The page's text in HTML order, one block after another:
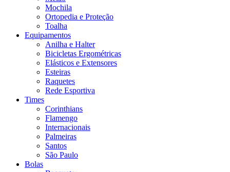
Mochila
Ortopedia e Proteção
Toalha
Equipamentos
Anilha e Halter
Bicicletas Ergométricas
Elásticos e Extensores
Esteiras
Raquetes
Rede Esportiva
Times
Corinthians
Flamengo
Internacionais
Palmeiras
Santos
São Paulo
Bolas